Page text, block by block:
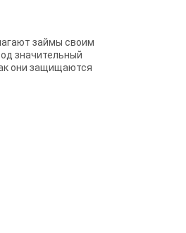
займы своим
значительный
они защищаются